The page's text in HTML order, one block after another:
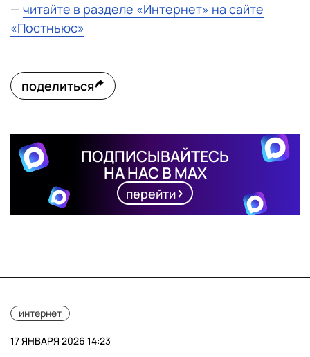
— читайте в разделе «Интернет» на сайте
«Постньюс»
поделиться
ПОДПИСЫВАЙТЕСЬ
НА НАС В MAX
перейти
интернет
17 ЯНВАРЯ 2026 14:23